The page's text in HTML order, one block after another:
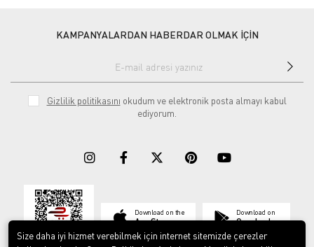
KAMPANYALARDAN HABERDAR OLMAK İÇİN
Gizlilik politikasını okudum ve elektronik posta almayı kabul
ediyorum.
Download on the
App Store
Download on
Google play
Size daha iyi hizmet verebilmek için internet sitemizde çerezler